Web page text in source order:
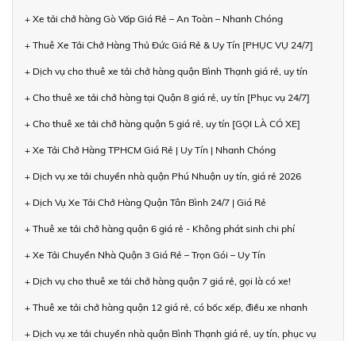
+ Xe tải chở hàng Gò Vấp Giá Rẻ – An Toàn – Nhanh Chóng
+ Thuê Xe Tải Chở Hàng Thủ Đức Giá Rẻ & Uy Tín [PHỤC VỤ 24/7]
+ Dịch vụ cho thuê xe tải chở hàng quận Bình Thạnh giá rẻ, uy tín
+ Cho thuê xe tải chở hàng tại Quận 8 giá rẻ, uy tín [Phục vụ 24/7]
+ Cho thuê xe tải chở hàng quận 5 giá rẻ, uy tín [GỌI LÀ CÓ XE]
+ Xe Tải Chở Hàng TPHCM Giá Rẻ | Uy Tín | Nhanh Chóng
+ Dịch vụ xe tải chuyển nhà quận Phú Nhuận uy tín, giá rẻ 2026
+ Dịch Vụ Xe Tải Chở Hàng Quận Tân Bình 24/7 | Giá Rẻ
+ Thuê xe tải chở hàng quận 6 giá rẻ - Không phát sinh chi phí
+ Xe Tải Chuyển Nhà Quận 3 Giá Rẻ – Trọn Gói – Uy Tín
+ Dịch vụ cho thuê xe tải chở hàng quận 7 giá rẻ, gọi là có xe!
+ Thuê xe tải chở hàng quận 12 giá rẻ, có bốc xếp, điều xe nhanh
+ Dịch vụ xe tải chuyển nhà quận Bình Thạnh giá rẻ, uy tín, phục vụ